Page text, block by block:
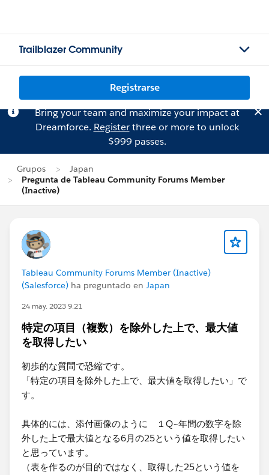
Trailblazer Community
Registrarse
Bring your team and maximize your impact at
Dreamforce. Registerthree or more to unlock
$999 passes.
Grupos
Japan
Pregunta de Tableau Community Forums Member
(Inactive)
Tableau Community Forums Member (Inactive)
(Salesforce) ha preguntado en Japan
24 may. 2023 9:21
特定の項目（複数）を除外した上で、最大値
を取得したい
初歩的な質問で恐縮です。
「特定の項目を除外した上で、最大値を取得したい」​で
す。​
具体的には、添付画像のように １Q~年間の数字を除
外した上で最大値となる6月の25という値を取得したい
と思っています。
​（表を作るのが目的ではなく、取得した25という値を